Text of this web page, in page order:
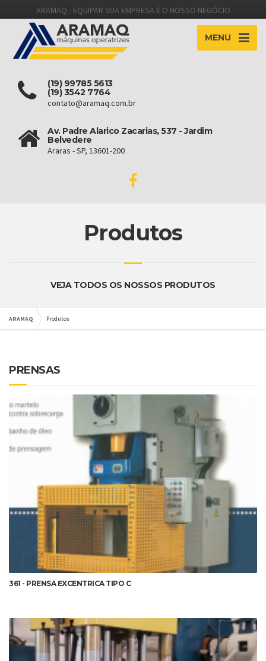
ARAMAQ - EQUIPAR SUA EMPRESA É O NOSSO NEGÓCIO
MENU
(19) 99785 5613
(19) 3542 7764
contato@aramaq.com.br
Av. Padre Alarico Zacarias, 537 - Jardim
Belvedere
Araras - SP, 13601-200
Produtos
VEJA TODOS OS NOSSOS PRODUTOS
ARAMAQ Produtos
PRENSAS
DETALHES
361 - PRENSA EXCENTRICA TIPO C